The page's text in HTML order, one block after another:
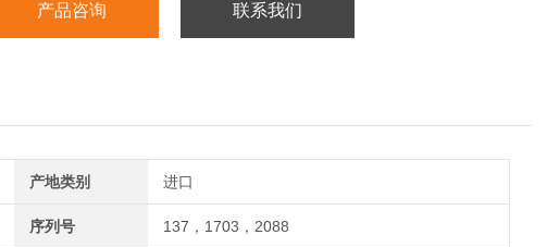
产品咨询 联系我们
产地类别 进口
序列号 137，1703，2088